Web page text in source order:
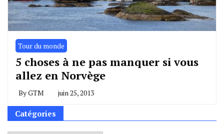
Tour du monde
5 choses à ne pas manquer si vous
allez en Norvège
ByGTM juin 25, 2013
Catégories